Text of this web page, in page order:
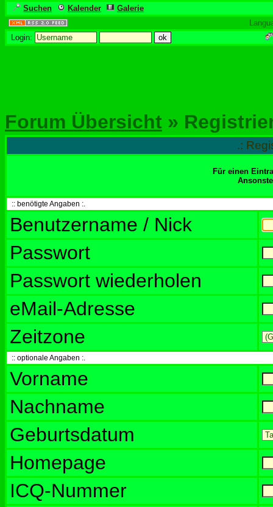
Suchen Kalender
Galerie
Login:
Forum Übersicht »
.:
Für einen
:: benötigte Angaben :.
Benutzername / Nick
Passwort
Passwort wiederholen
eMail-Adresse
Zeitzone
:: optionale Angaben :.
Vorname
Nachname
Geburtsdatum
Homepage
ICQ-Nummer